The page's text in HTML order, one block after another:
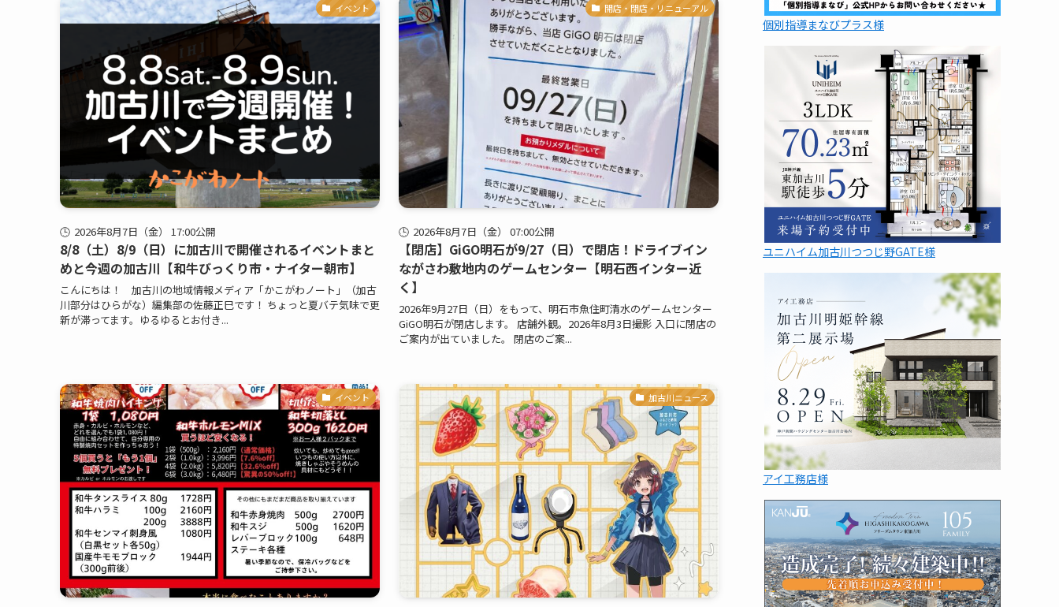
イベント
2026年8月7日（金） 17:00公開
8/8（土）8/9（日）に加古川で開催されるイベントまと
めと今週の加古川【和牛びっくり市・ナイター朝市】
こんにちは！ 加古川の地域情報メディア「かこがわノート」（加古
川部分はひらがな）編集部の佐藤正巳です！ ちょっと夏バテ気味で更
新が滞ってます。ゆるゆるとお付き...
開店・閉店・リニューアル
2026年8月7日（金） 07:00公開
【閉店】GiGO明石が9/27（日）で閉店！ドライブイン
ながさわ敷地内のゲームセンター【明石西インター近
く】
2026年9月27日（日）をもって、明石市魚住町清水のゲームセンター
GiGO明石が閉店します。 店舗外観。2026年8月3日撮影 入口に閉店の
ご案内が出ていました。 閉店のご案...
イベント 加古川ニュース
個別指導まなびプラス様
ユニハイム加古川つつじ野GATE様
アイ工務店様